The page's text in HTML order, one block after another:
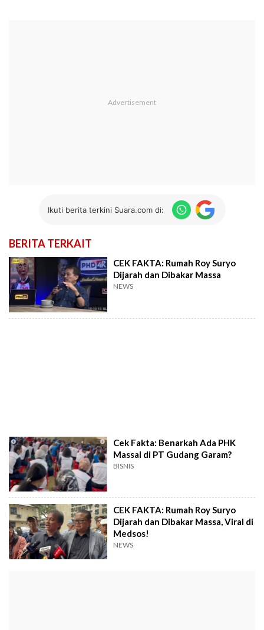
Ikuti berita terkini Suara.com di:
BERITA TERKAIT
CEK FAKTA: Rumah Roy Suryo
Dijarah dan Dibakar Massa
NEWS
Cek Fakta: Benarkah Ada PHK
Massal di PT Gudang Garam?
BISNIS
CEK FAKTA: Rumah Roy Suryo
Dijarah dan Dibakar Massa, Viral di
Medsos!
NEWS